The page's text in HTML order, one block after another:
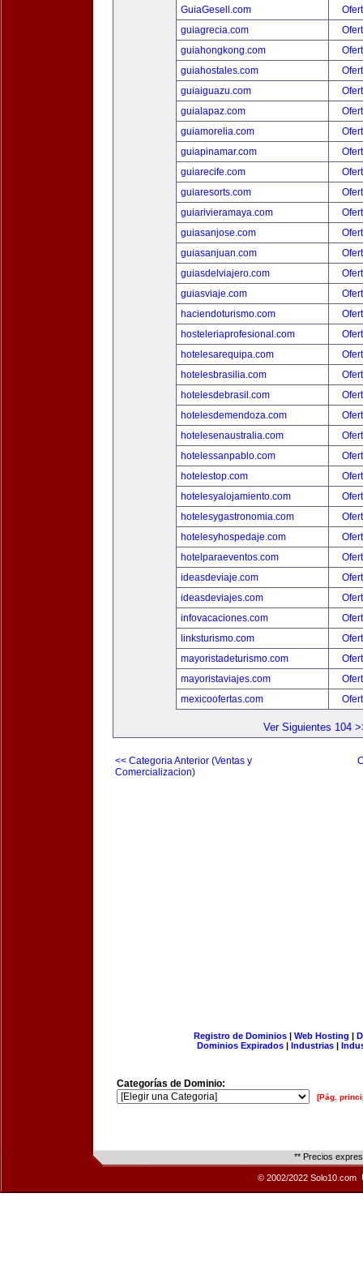
GuiaGesell.com
guiagrecia.com
guiahongkong.com
guiahostales.com
guiaiguazu.com
guialapaz.com
guiamorelia.com
guiapinamar.com
guiarecife.com
guiaresorts.com
guiarivieramaya.com
guiasanjose.com
guiasanjuan.com
guiasdelviajero.com
guiasviaje.com
haciendoturismo.com
hosteleriaprofesional.com
hotelesarequipa.com
hotelesbrasilia.com
hotelesdebrasil.com
hotelesdemendoza.com
hotelesenaustralia.com
hotelessanpablo.com
hotelestop.com
hotelesyalojamiento.com
hotelesygastronomia.com
hotelesyhospedaje.com
hotelparaeventos.com
ideasdeviaje.com
ideasdeviajes.com
infovacaciones.com
linksturismo.com
mayoristadeturismo.com
mayoristaviajes.com
mexicoofertas.com
Ver Siguientes 104
<< Categoria Anterior (Ventas y
Comercializacion)
Registro de Dominios| Web Hosting |
Dominios Expirados | Industrias |
Categorías de Dominio:
[Pág.
** Precios
© 2002/2022 Solo10.com